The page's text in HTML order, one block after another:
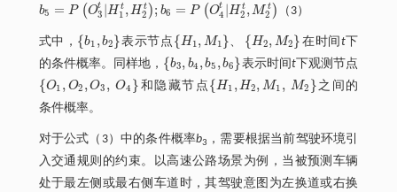
b5 = P (Ot
3 |H t
1 ,Ht
2 ); b6 = P (Ot
4 |H t
2 ,M t
2 )
b5 =PO3t |H1t ,H 2 t;b6=PO4 |H 2t, M2t （3）
式中， {b1 ,b2}
b 1,b2 表示节点 {H1, M1}、 {H2, M2}
H1, M 1、H2 M2 在时间 t下
的条件概率。同样地， {b3, b4 ,b5 ,b6}
b 3,b4,b5,b 6 表示时间t 下观测节点
{O1 , O2 ,O3 , O4 }
O1,O2,O3, O4 和隐藏节点 {H1 ,H2, M1 , M2 }
H1, H2,M1 , M2
之间的
条件概率。
对于公式（3）中的条件概率b3
，需要根据当前驾驶环境引
入交通规则的约束。以高速公路场景为例，当被预测车辆
处于最左侧或最右侧车道时，其驾驶意图为左换道或右换